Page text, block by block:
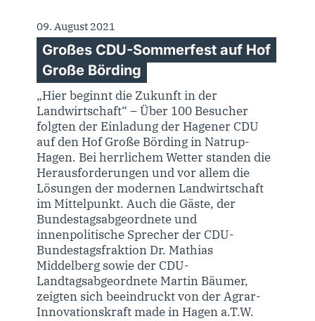
09. August 2021
Großes CDU-Sommerfest auf Hof
Große Börding
„Hier beginnt die Zukunft in der
Landwirtschaft“ – Über 100 Besucher
folgten der Einladung der Hagener CDU
auf den Hof Große Börding in Natrup-
Hagen. Bei herrlichem Wetter standen die
Herausforderungen und vor allem die
Lösungen der modernen Landwirtschaft
im Mittelpunkt. Auch die Gäste, der
Bundestagsabgeordnete und
innenpolitische Sprecher der CDU-
Bundestagsfraktion Dr. Mathias
Middelberg sowie der CDU-
Landtagsabgeordnete Martin Bäumer,
zeigten sich beeindruckt von der Agrar-
Innovationskraft made in Hagen a.T.W.